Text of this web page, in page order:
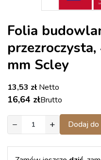
Folia
mm Scley
13,53 zł Netto
16,64 złBrutto
− + Dodaj